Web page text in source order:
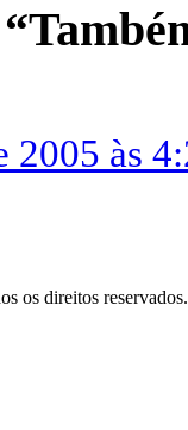
2005 às
os direitos reservados.